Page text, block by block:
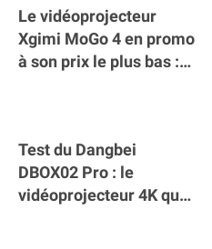
Le vidéoprojecteur
Xgimi MoGo 4 en promo
à son prix le plus bas :
Test du Dangbei
DBOX02 Pro : le
vidéoprojecteur 4K qui